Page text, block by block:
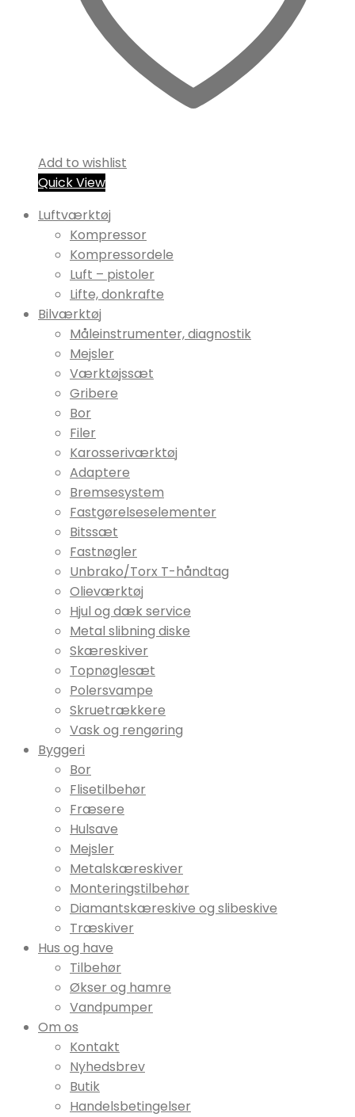
Add to wishlist
Quick View
Luftværktøj
Kompressor
Kompressordele
Luft – pistoler
Lifte, donkrafte
Bilværktøj
Måleinstrumenter, diagnostik
Mejsler
Værktøjssæt
Gribere
Bor
Filer
Karosseriværktøj
Adaptere
Bremsesystem
Fastgørelseselementer
Bitssæt
Fastnøgler
Unbrako/Torx T-håndtag
Olieværktøj
Hjul og dæk service
Metal slibning diske
Skæreskiver
Topnøglesæt
Polersvampe
Skruetrækkere
Vask og rengøring
Byggeri
Bor
Flisetilbehør
Fræsere
Hulsave
Mejsler
Metalskæreskiver
Monteringstilbehør
Diamantskæreskive og slibeskive
Træskiver
Hus og have
Tilbehør
Økser og hamre
Vandpumper
Om os
Kontakt
Nyhedsbrev
Butik
Handelsbetingelser